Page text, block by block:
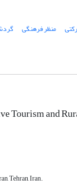
منظر فرهنگی
Tourism and
Tehran, Iran.